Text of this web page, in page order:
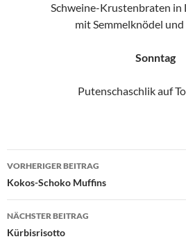
Schweine-Krustenbraten in
mit Semmelknödel
Sonntag
Putenschaschlik auf
Beitragsnavigation
VORHERIGER BEITRAG
Kokos-Schoko Muffins
NÄCHSTER BEITRAG
Kürbisrisotto